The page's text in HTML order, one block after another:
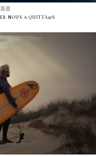
NOUS A QUITTÃ©S